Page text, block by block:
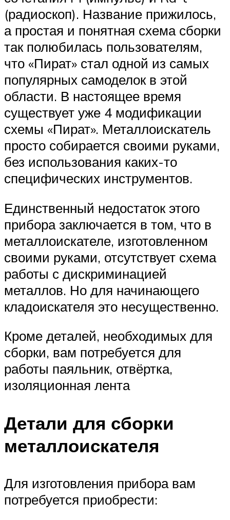
(радиоскоп). Название прижилось,
а простая и понятная схема сборки
так полюбилась пользователям,
что «Пират» стал одной из самых
популярных самоделок в этой
области. В настоящее время
существует уже 4 модификации
схемы «Пират». Металлоискатель
просто собирается своими руками,
без использования каких-то
специфических инструментов.
Единственный недостаток этого
прибора заключается в том, что в
металлоискателе, изготовленном
своими руками, отсутствует схема
работы с дискриминацией
металлов. Но для начинающего
кладоискателя это несущественно.
Кроме деталей, необходимых для
сборки, вам потребуется для
работы паяльник, отвёртка,
изоляционная лента
Детали для сборки
металлоискателя
Для изготовления прибора вам
потребуется приобрести: